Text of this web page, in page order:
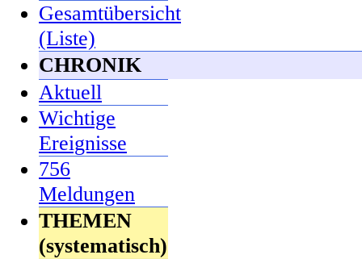
Gesamtübersicht
(Liste)
CHRONIK
Aktuell
Wichtige
Ereignisse
756
Meldungen
THEMEN
(systematisch)